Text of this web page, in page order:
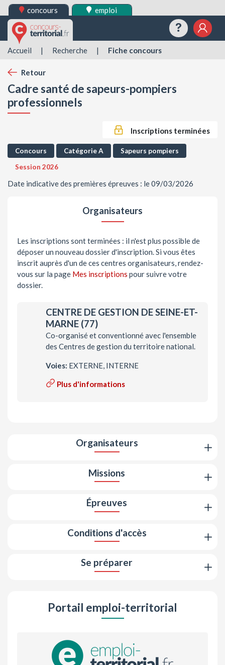
concours emploi
Accueil | Recherche | Fiche concours
Retour
Cadre santé de sapeurs-pompiers
professionnels
Inscriptions terminées
Concours Catégorie A
Sapeurs pompiers
Session 2026
Date indicative des premières épreuves : le 09/03/2026
Organisateurs
Les inscriptions sont terminées : il n'est plus possible de
déposer un nouveau dossier d'inscription. Si vous êtes
inscrit auprès d'un de ces centres organisateurs, rendez-
vous sur la page Mes inscriptions pour suivre votre
dossier.
CENTRE DE GESTION DE SEINE-ET-
MARNE (77)
Co-organisé et conventionné avec l'ensemble
des Centres de gestion du territoire national.
Voies: EXTERNE, INTERNE
Plus d'informations
Organisateurs
Missions
Épreuves
Conditions d'accès
Se préparer
Portail emploi-territorial